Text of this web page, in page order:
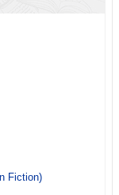
вечную
Fiction)